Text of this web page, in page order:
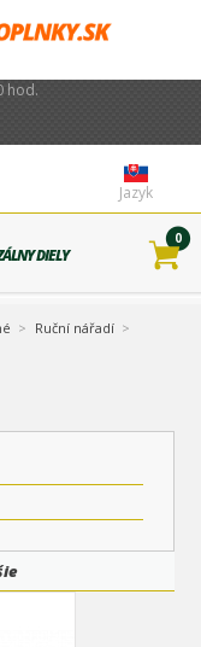
hod.
Jazyk
DIELY
0
Ruční nářadí